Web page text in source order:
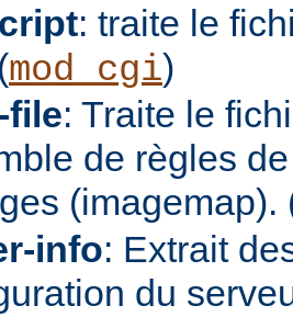
: traite le
mod_cgi)
file: Traite le
de règles
(imagemap).
info: Extrait
du